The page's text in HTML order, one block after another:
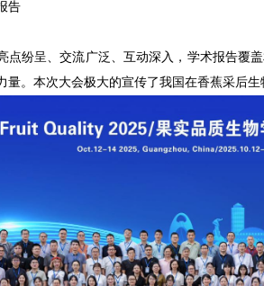
告
纷呈、交流广泛、互动深入，学术报告覆盖
量。本次大会极大的宣传了我国在香蕉采后